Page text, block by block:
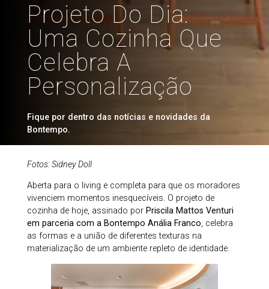
Projeto Do Dia:
Uma Cozinha Que
Celebra A
Personalização
Fique por dentro das notícias e novidades da
Bontempo.
Fotos: Sidney Doll
Aberta para o living e completa para que os moradores
vivenciem momentos inesquecíveis. O projeto de
cozinha de hoje, assinado por Priscila Mattos Venturi
em parceria com a Bontempo Anália Franco, celebra
as formas e a união de diferentes texturas na
materialização de um ambiente repleto de identidade.